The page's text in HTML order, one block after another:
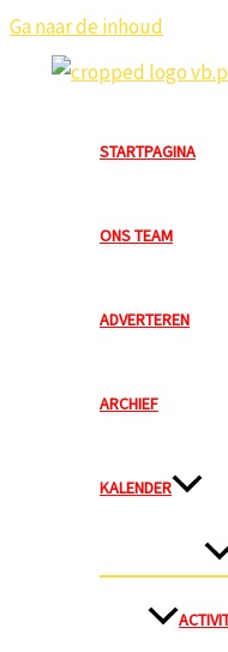
Ga naar de inhoud
STARTPAGINA
ONS TEAM
ADVERTEREN
ARCHIEF
KALENDER